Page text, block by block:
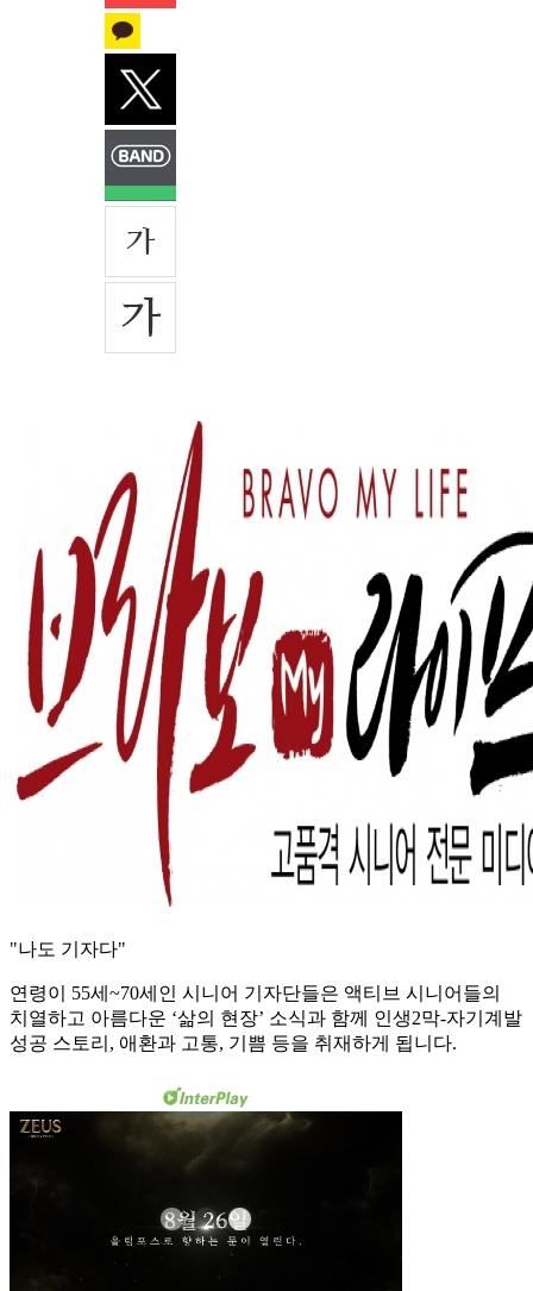
"나도 기자다"
연령이 55세~70세인 시니어 기자단들은 액티브 시니어들의
치열하고 아름다운 ‘삶의 현장’ 소식과 함께 인생2막-자기계발
성공 스토리, 애환과 고통, 기쁨 등을 취재하게 됩니다.